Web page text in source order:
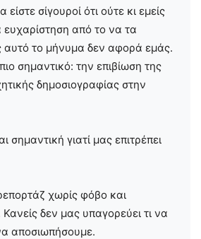
σίγουροί ότι ούτε κι εμείς
ευχαρίστηση από το να τα
το μήνυμα δεν αφορά εμάς.
σημαντικό: την επιβίωση της
δημοσιογραφίας στην
σημαντική γιατί μας επιτρέπει
χωρίς φόβο και
Κανείς δεν μας υπαγορεύει τι να
αποσιωπήσουμε.